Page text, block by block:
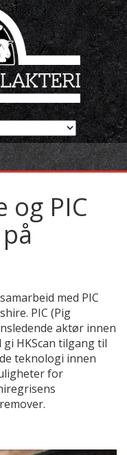
og PIC
med PIC
PIC (Pig
aktør innen
HKScan tilgang til
teknologi innen
for